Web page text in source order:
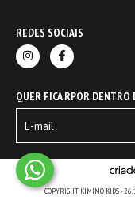
REDES SOCIAIS
QUER FICA RPOR
COPYRIGHT KIMIMO KIDS -